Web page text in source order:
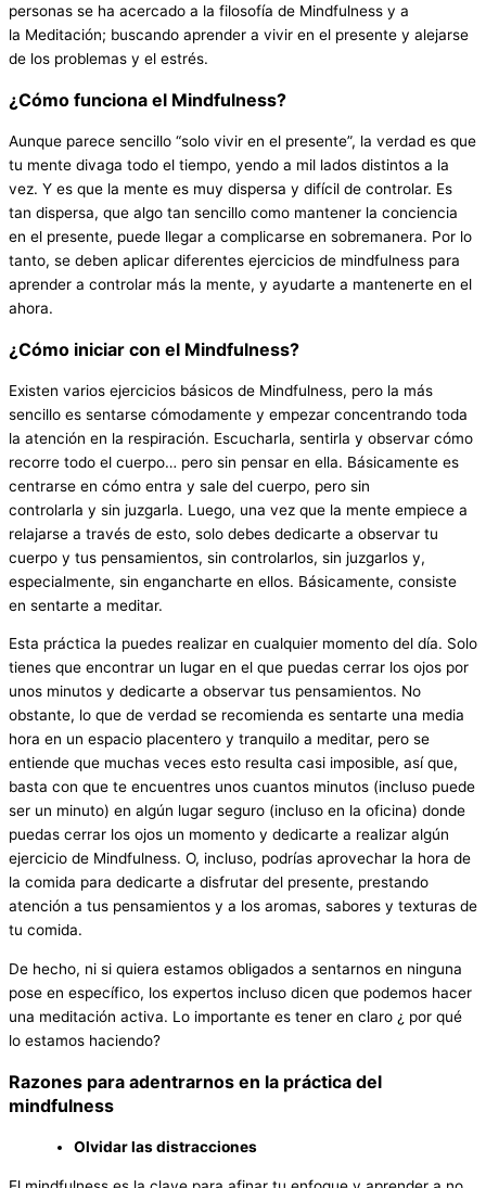
personas se ha acercado a la filosofía de Mindfulness y a
la Meditación; buscando aprender a vivir en el presente y alejarse
de los problemas y el estrés.
¿Cómo funciona el Mindfulness?
Aunque parece sencillo “solo vivir en el presente”, la verdad es que
tu mente divaga todo el tiempo, yendo a mil lados distintos a la
vez. Y es que la mente es muy dispersa y difícil de controlar. Es
tan dispersa, que algo tan sencillo como mantener la conciencia
en el presente, puede llegar a complicarse en sobremanera. Por lo
tanto, se deben aplicar diferentes ejercicios de mindfulness para
aprender a controlar más la mente, y ayudarte a mantenerte en el
ahora.
¿Cómo iniciar con el Mindfulness?
Existen varios ejercicios básicos de Mindfulness, pero la más
sencillo es sentarse cómodamente y empezar concentrando toda
la atención en la respiración. Escucharla, sentirla y observar cómo
recorre todo el cuerpo… pero sin pensar en ella. Básicamente es
centrarse en cómo entra y sale del cuerpo, pero sin
controlarla y sin juzgarla. Luego, una vez que la mente empiece a
relajarse a través de esto, solo debes dedicarte a observar tu
cuerpo y tus pensamientos, sin controlarlos, sin juzgarlos y,
especialmente, sin engancharte en ellos. Básicamente, consiste
en sentarte a meditar.
Esta práctica la puedes realizar en cualquier momento del día. Solo
tienes que encontrar un lugar en el que puedas cerrar los ojos por
unos minutos y dedicarte a observar tus pensamientos. No
obstante, lo que de verdad se recomienda es sentarte una media
hora en un espacio placentero y tranquilo a meditar, pero se
entiende que muchas veces esto resulta casi imposible, así que,
basta con que te encuentres unos cuantos minutos (incluso puede
ser un minuto) en algún lugar seguro (incluso en la oficina) donde
puedas cerrar los ojos un momento y dedicarte a realizar algún
ejercicio de Mindfulness. O, incluso, podrías aprovechar la hora de
la comida para dedicarte a disfrutar del presente, prestando
atención a tus pensamientos y a los aromas, sabores y texturas de
tu comida.
De hecho, ni si quiera estamos obligados a sentarnos en ninguna
pose en específico, los expertos incluso dicen que podemos hacer
una meditación activa. Lo importante es tener en claro ¿ por qué
lo estamos haciendo?
Razones para adentrarnos en la práctica del
mindfulness
Olvidar las distracciones